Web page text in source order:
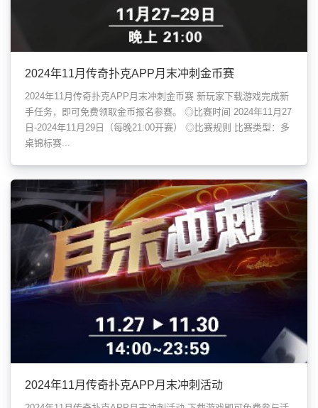
2024年11月传奇扑克APP月末冲刺金币赛
2024年11月传奇扑克APP月末冲刺金币赛 新玩家下载游戏完成新
手任务，即可免费领取金币报名参赛。 ◎比赛时间 2024年11月27
日-2024年11月29日（每晚21:00开赛） ◎比赛规则 比赛类型：多
桌锦标赛...
2024年11月传奇扑克APP月末冲刺活动